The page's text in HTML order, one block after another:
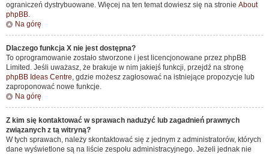
ograniczeń dystrybuowane. Więcej na ten temat dowiesz się na stronie About
phpBB.
Na górę
Dlaczego funkcja X nie jest dostępna?
To oprogramowanie zostało stworzone i jest licencjonowane przez phpBB
Limited. Jeśli uważasz, że brakuje w nim jakiejś funkcji, przejdź na stronę
phpBB Ideas Centre, gdzie możesz zagłosować na istniejące propozycje lub
zaproponować nowe funkcje.
Na górę
Z kim się kontaktować w sprawach nadużyć lub zagadnień prawnych
związanych z tą witryną?
W tych sprawach, należy skontaktować się z jednym z administratorów, których
dane wyświetlone są na liście zespołu administracyjnego. Jeżeli jednak nie